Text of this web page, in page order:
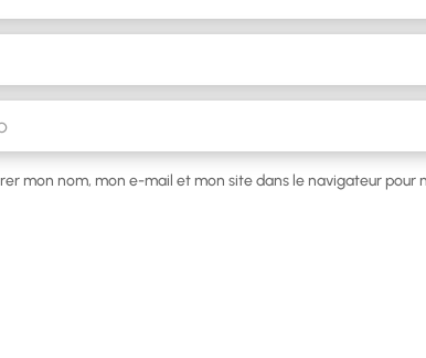
mon nom, mon e-mail et mon site dans le navigateur pour